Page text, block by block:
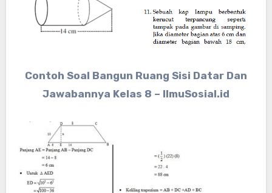
Contoh Soal Bangun Ruang Sisi Datar Dan
Jawabannya Kelas 8 – IlmuSosial.id